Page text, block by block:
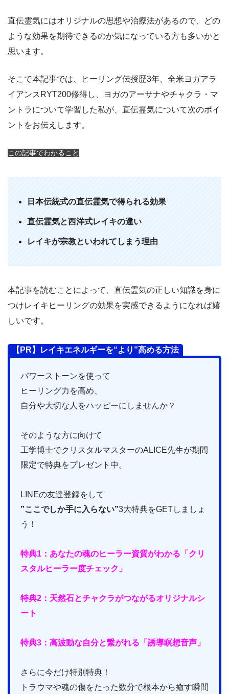
直伝霊気にはオリジナルの思想や治療法があるので、どの
ような効果を期待できるのか気になっている方も多いかと
思います。
そこで本記事では、ヒーリング伝授歴3年、全米ヨガアラ
イアンスRYT200修得し、ヨガのアーサナやチャクラ・マ
ントラについて学習した私が、直伝霊気について次のポイ
ントをお伝えします。
この記事でわかること
日本伝統式の直伝霊気で得られる効果
直伝霊気と西洋式レイキの違い
レイキが宗教といわれてしまう理由
本記事を読むことによって、直伝霊気の正しい知識を身に
つけレイキヒーリングの効果を実感できるようになれば嬉
しいです。
【PR】レイキエネルギーを“より”高める方法
パワーストーンを使って
ヒーリング力を高め、
自分や大切な人をハッピーにしませんか？
そのような方に向けて
工学博士でクリスタルマスターのALICE先生が期間
限定で特典をプレゼント中。
LINEの友達登録をして
”ここでしか手に入らない”3大特典をGETしましょ
う！
特典1：あなたの魂のヒーラー資質がわかる「クリ
スタルヒーラー度チェック」
特典2：天然石とチャクラがつながるオリジナルシ
ート
特典3：高波動な自分と繋がれる「誘導瞑想音声」
さらに今だけ特別特典！
トラウマや魂の傷をたった数分で根本から癒す瞬間